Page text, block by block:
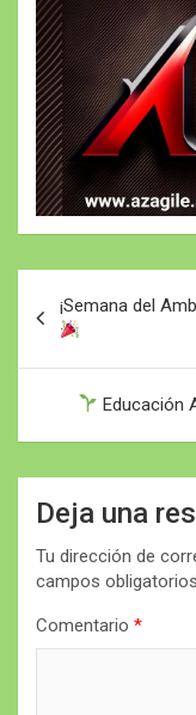
de
entradas
¡Semana del
Educación
Deja una
Tu dirección de
campos
Comentario *